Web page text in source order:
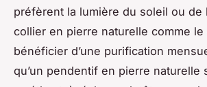
préfèrent la lumière du soleil ou de
collier en pierre naturelle comme
bénéficier d’une purification
qu’un pendentif en pierre naturelle